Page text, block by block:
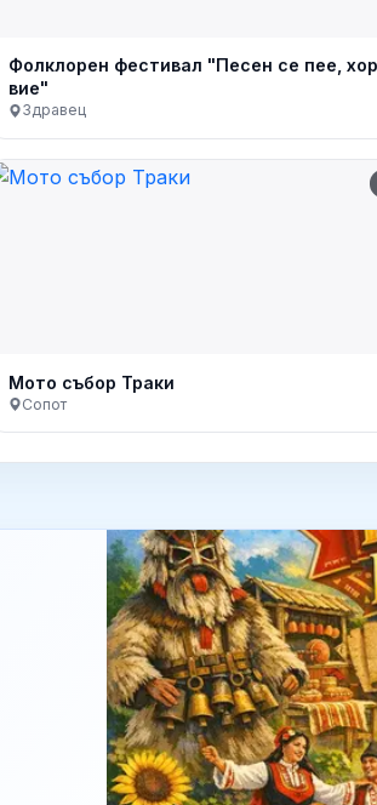
Фолклорен фестивал "Песен се пее,
вие"
Здравец
Мото събор Траки
Сопот